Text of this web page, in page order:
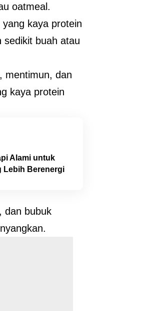
oatmeal.
kaya protein
sedikit buah atau
mentimun, dan
kaya protein
Alami untuk
Lebih Berenergi
dan bubuk